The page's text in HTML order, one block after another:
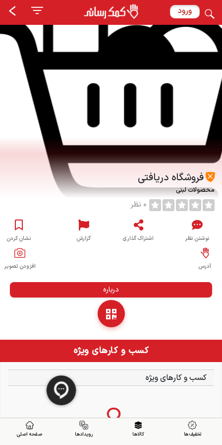
ورود
فروشگاه دریافتی
محصولات لبنی
0 نظر
نوشتن نظر اشتراک گذاری گزارش نشان کردن
آدرس افزودن تصویر
درباره
کسب و کارهای ویژه
کسب و کارهای ویژه
تخفیف ها کالاها رویدادها صفحه اصلی